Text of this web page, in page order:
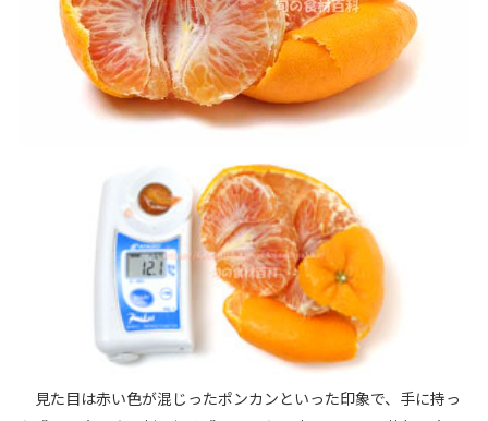
見た目は赤い色が混じったポンカンといった印象で、手に持っ